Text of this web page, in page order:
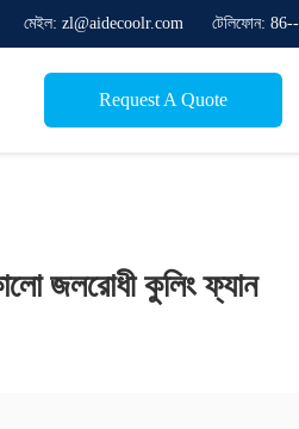
মেইল: zl@aidecoolr.com টেলিফোন:
Request A Quote
জলরোধী কুলিং ফ্যান